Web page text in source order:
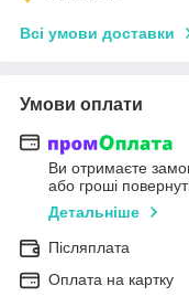
Всі умови доставки
Умови оплати
Ви отримаєте
або гроші
Детальніше
Післяплата
Оплата на картку